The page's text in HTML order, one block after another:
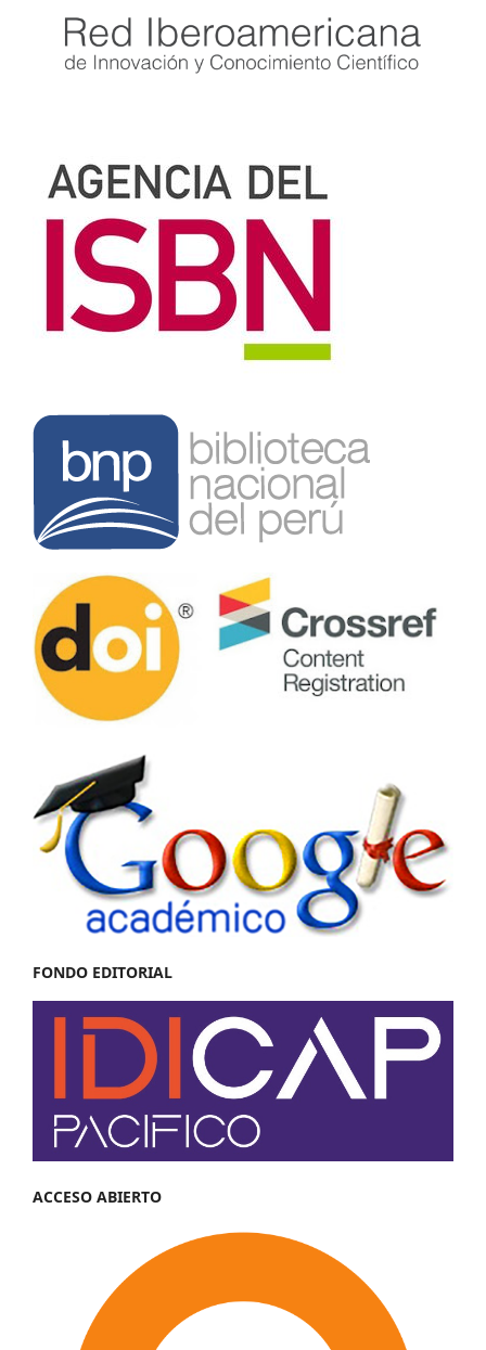
FONDO EDITORIAL
ACCESO ABIERTO